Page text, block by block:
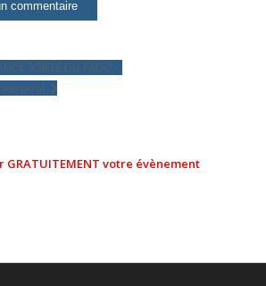
SOIRÉE DU FADO
GRATUITEMENT votre évènement